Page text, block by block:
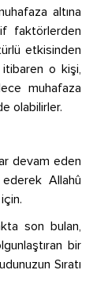
altına
faktörlerden
etkisinden
o kişi,
muhafaza
olabilirler.
devam eden
Allahû
son bulan,
bir
Sıratı